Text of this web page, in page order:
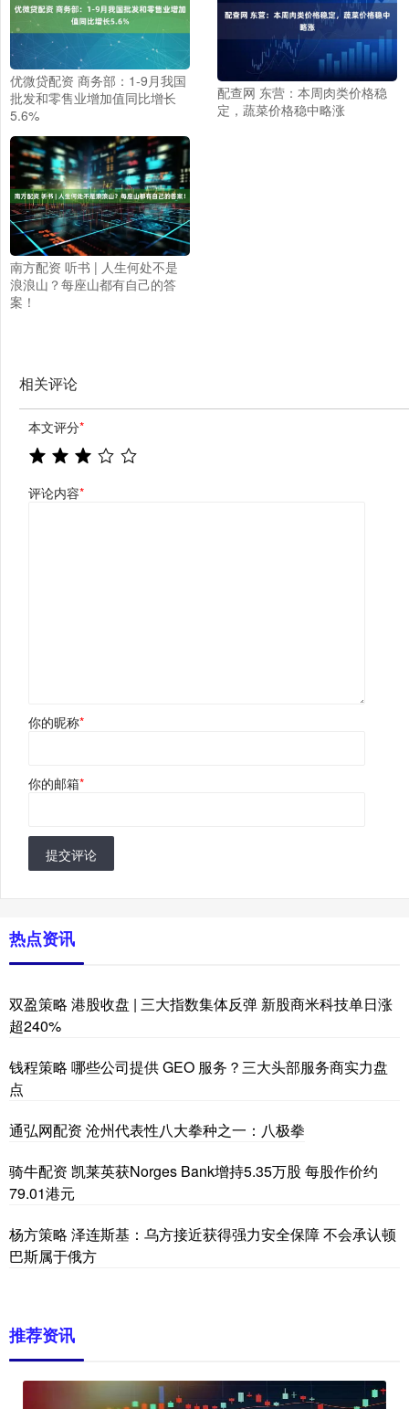
优微贷配资 商务部：1-9月我国
批发和零售业增加值同比增长
5.6%
配查网 东营：本周肉类价格稳
定，蔬菜价格稳中略涨
南方配资 听书 | 人生何处不是
浪浪山？每座山都有自己的答
案！
相关评论
本文评分*
评论内容*
你的昵称*
你的邮箱*
提交评论
热点资讯
双盈策略 港股收盘 | 三大指数集体反弹 新股商米科技单日涨
超240%
钱程策略 哪些公司提供 GEO 服务？三大头部服务商实力盘
点
通弘网配资 沧州代表性八大拳种之一：八极拳
骑牛配资 凯莱英获Norges Bank增持5.35万股 每股作价约
79.01港元
杨方策略 泽连斯基：乌方接近获得强力安全保障 不会承认顿
巴斯属于俄方
推荐资讯